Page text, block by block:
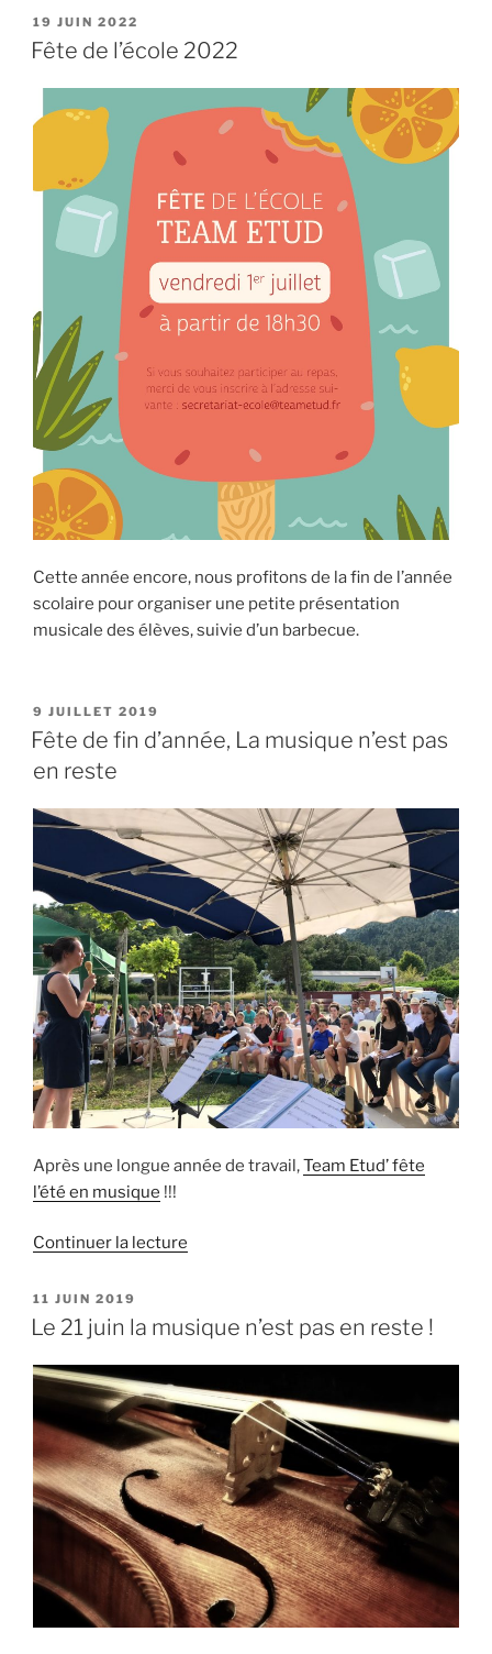
PUBLIÉ
LE
19 JUIN 2022
Fête de l’école 2022
Cette année encore, nous profitons de la fin de l’année
scolaire pour organiser une petite présentation
musicale des élèves, suivie d’un barbecue.
PUBLIÉ
LE
9 JUILLET 2019
Fête de fin d’année, La musique n’est pas
en reste
Après une longue année de travail,Team Etud’ fête
l’été en musique !!!
Continuer la lecture
fin
musique
n’est
pas
en
reste »
PUBLIÉ
LE
11 JUIN 2019
Le 21 juin la musique n’est pas en reste !